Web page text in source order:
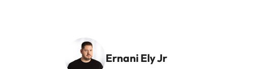
Ernani Ely Jr